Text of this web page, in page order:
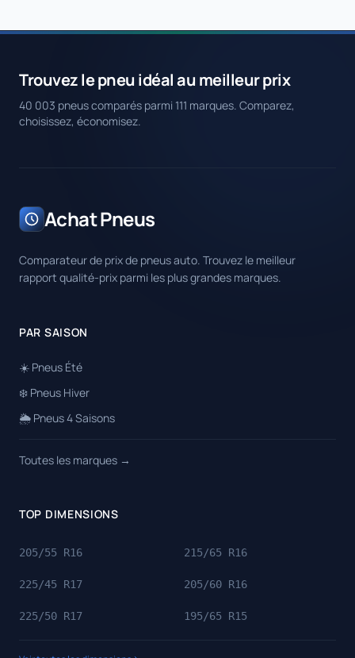
Trouvez le pneu idéal au meilleur prix
40 003 pneus comparés parmi 111 marques. Comparez,
choisissez, économisez.
Achat Pneus
Comparateur de prix de pneus auto. Trouvez le meilleur
rapport qualité-prix parmi les plus grandes marques.
PAR SAISON
☀️ Pneus Été
❄️ Pneus Hiver
🌦️ Pneus 4 Saisons
Toutes les marques →
TOP DIMENSIONS
205/55 R16 215/65 R16
225/45 R17 205/60 R16
225/50 R17 195/65 R15